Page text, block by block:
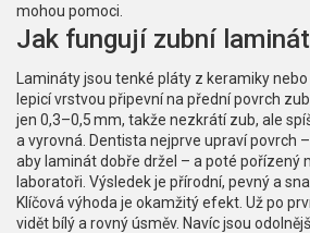
mohou pomoci.
Jak fungují zubní
Lamináty jsou tenké pláty z keramiky
lepicí vrstvou připevní na přední povrch
jen 0,3–0,5 mm, takže nezkrátí zub, ale
a vyrovná. Dentista nejprve upraví povrch
aby laminát dobře držel – a poté pořízený
laboratoři. Výsledek je přírodní, pevný a
Klíčová výhoda je okamžitý efekt. Už po
vidět bílý a rovný úsměv. Navíc jsou